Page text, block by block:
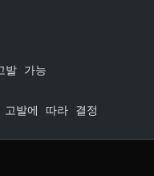
발 가능
발에 따라 결정